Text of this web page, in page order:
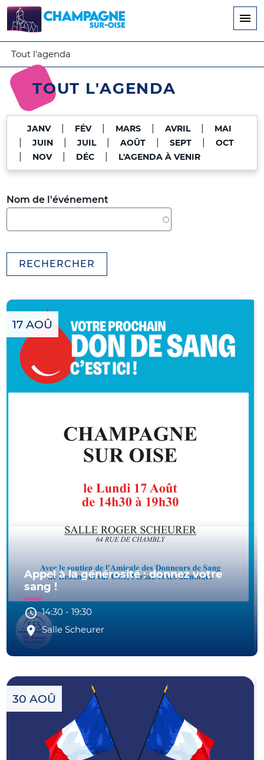
Tout l'agenda
TOUT L'AGENDA
JANV FÉV MARS AVRIL MAI
JUIN JUIL AOÛT SEPT OCT
NOV DÉC L'AGENDA À VENIR
Nom de l'événement
RECHERCHER
17 AOÛ
Appel à la générosité : donnez votre
sang !
14:30 -19:30
Salle Scheurer
30 AOÛ